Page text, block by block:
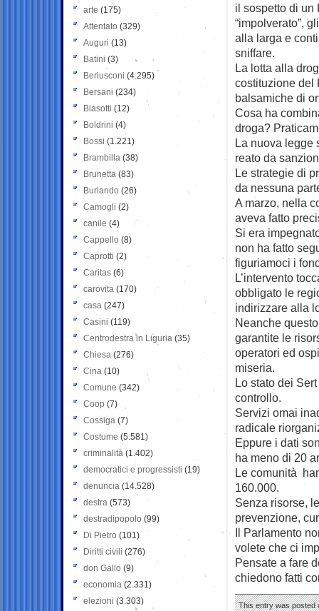
il sospetto di un
“impolverato”,
alla larga e
sniffare.
La lotta alla
costituzione del
balsamiche di
Cosa ha
droga?
La nuova legge
reato da
Le strategie di
da nessuna
A marzo, nella
aveva fatto
Si era
non ha fatto
figuriamoci i
L’intervento
obbligato le
indirizzare alla
Neanche
garantite le
operatori ed
miseria.
Lo stato dei
controllo.
Servizi omai
radicale
Eppure i dati
ha meno di 20
Le comunità
160.000.
Senza risorse,
prevenzione,
Il Parlamento
volete che ci
Pensate a fare
chiedono fatti
This entry was posted
arte (175)
Attentato (329)
Auguri (13)
Batini (3)
Berlusconi (4.295)
Bersani (234)
Biasotti (12)
Boldrini (4)
Bossi (1.221)
Brambilla (38)
Brunetta (83)
Burlando (26)
Camogli (2)
canile (4)
Cappello (8)
Caprotti (2)
Caritas (6)
carovita (170)
casa (247)
Casini (119)
Centrodestra in Liguria (35)
Chiesa (276)
Cina (10)
Comune (342)
Coop (7)
Cossiga (7)
Costume (5.581)
criminalità (1.402)
democratici e progressisti (19)
denuncia (14.528)
destra (573)
destradipopolo (99)
Di Pietro (101)
Diritti civili (276)
don Gallo (9)
economia (2.331)
elezioni (3.303)